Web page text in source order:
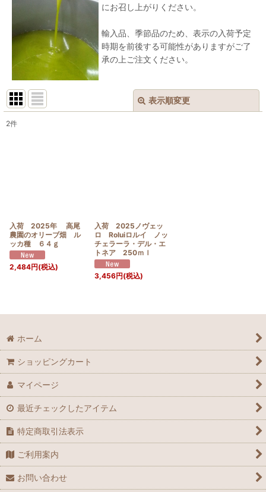
にお召し上がりください。
輸入品、季節品のため、表示の入荷予定
時期を前後する可能性がありますがご了
承の上ご注文ください。
表示順変更
2件
入荷 2025年 高尾
農園のオリーブ畑 ル
ッカ種 ６４ｇ
2,484円(税込)
入荷 2025ノヴェッ
ロ Roluiロルイ ノッ
チェラーラ・デル・エ
トネア 250ｍｌ
3,456円(税込)
ホーム
ショッピングカート
マイページ
最近チェックしたアイテム
特定商取引法表示
ご利用案内
お問い合わせ